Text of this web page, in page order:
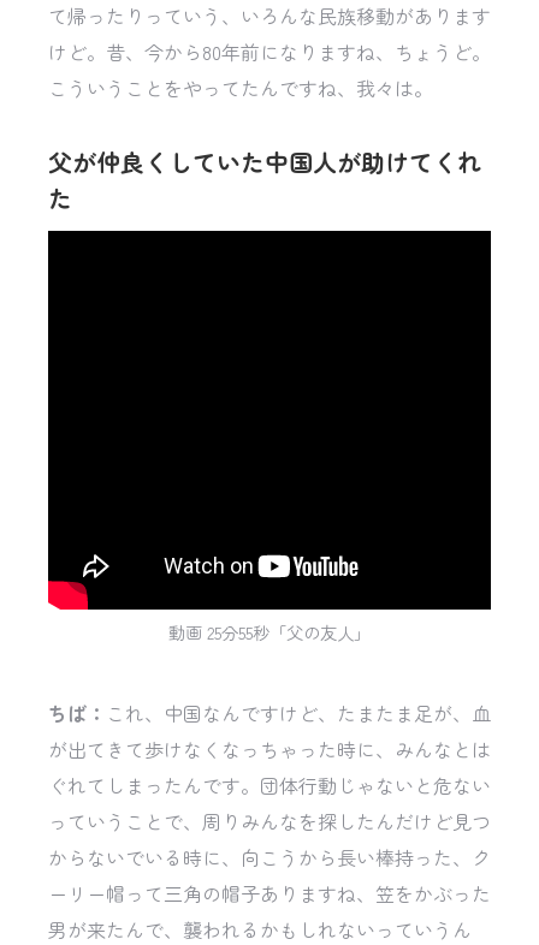
て帰ったりっていう、いろんな民族移動があります
けど。昔、今から80年前になりますね、ちょうど。
こういうことをやってたんですね、我々は。
父が仲良くしていた中国人が助けてくれ
た
動画 25分55秒「父の友人」
ちば： これ、中国なんですけど、たまたま足が、血
が出てきて歩けなくなっちゃった時に、みんなとは
ぐれてしまったんです。団体行動じゃないと危ない
っていうことで、周りみんなを探したんだけど見つ
からないでいる時に、向こうから長い棒持った、ク
ーリー帽って三角の帽子ありますね、笠をかぶった
男が来たんで、襲われるかもしれないっていうん